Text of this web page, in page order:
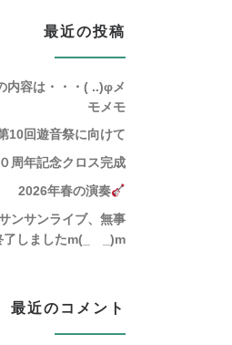
最近の投稿
内容は・・・( ..)φメ
モメモ
10回遊音祭に向けて
周年記念クロス完成
2026年春の演奏
ンサンライブ、無事
了しましたm(_ _)m
最近のコメント